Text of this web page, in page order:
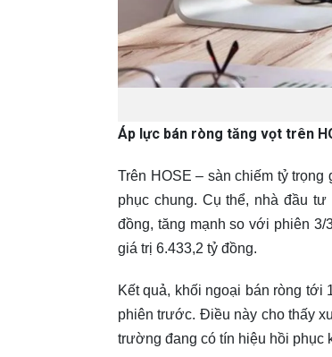
Áp lực bán ròng tăng vọt trên
Trên HOSE – sàn chiếm tỷ
phục chung. Cụ thể, nhà đầu
đồng, tăng mạnh so với phiên 3/
giá trị 6.433,2 tỷ đồng.
Kết quả, khối ngoại bán ròng
phiên trước. Điều này cho thấy
trường đang có tín hiệu hồi phục